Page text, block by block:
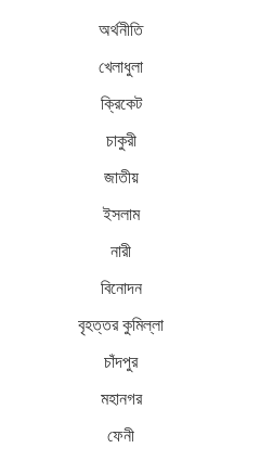
অর্থনীতি
খেলাধুলা
ক্রিকেট
চাকুরী
জাতীয়
ইসলাম
নারী
বিনোদন
বৃহত্তর কুমিল্লা
চাঁদপুর
মহানগর
ফেনী